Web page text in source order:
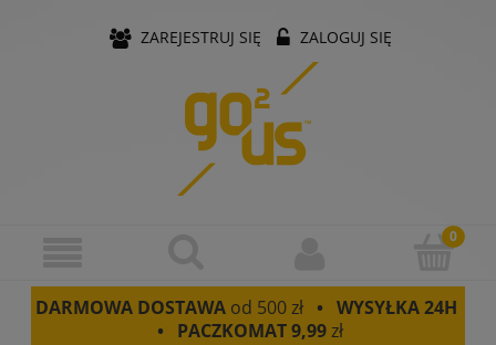
ZAREJESTRUJ SIĘ ZALOGUJ SIĘ
DARMOWA DOSTAWA od 500 zł• WYSYŁKA 24H
• PACZKOMAT9,99zł